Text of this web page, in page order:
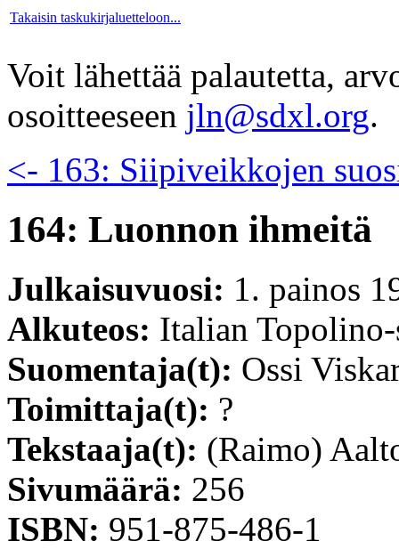
Takaisin taskukirjaluetteloon...
Voit lähettää palautetta,
osoitteeseen jln@sdxl.org.
<- 163: Siipiveikkojen
164: Luonnon ihmeitä
Julkaisuvuosi: 1. painos
Alkuteos: Italian
Suomentaja(t): Ossi
Toimittaja(t): ?
Tekstaaja(t): (Raimo)
Sivumäärä: 256
ISBN: 951-875-486-1